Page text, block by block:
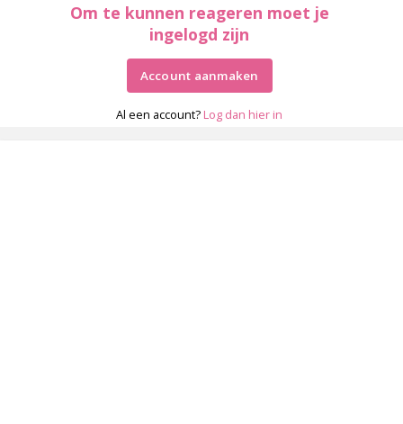
Om te kunnen reageren moet je
ingelogd zijn
Account aanmaken
Al een account? Log dan hier in